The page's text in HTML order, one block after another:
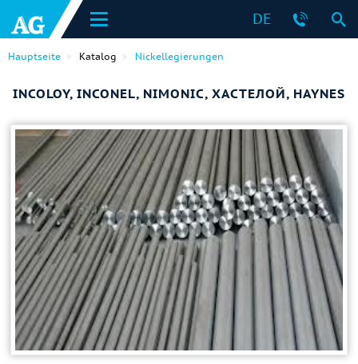
DE
Hauptseite Katalog Nickellegierungen
INCOLOY, INCONEL, NIMONIC, ХАСТЕЛОЙ, HAYNES